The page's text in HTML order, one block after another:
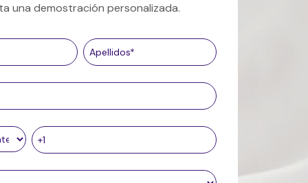
una demostración personalizada.